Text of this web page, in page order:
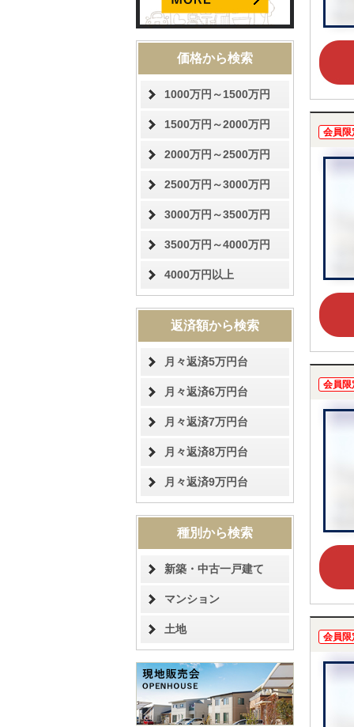
会員限
会員限
会員限
価格から検索
1000万円～1500万円
1500万円～2000万円
2000万円～2500万円
2500万円～3000万円
3000万円～3500万円
3500万円～4000万円
4000万円以上
返済額から検索
月々返済5万円台
月々返済6万円台
月々返済7万円台
月々返済8万円台
月々返済9万円台
種別から検索
新築・中古一戸建て
マンション
土地